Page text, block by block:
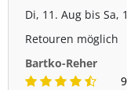
Di, 11. Aug bis Sa,
Retouren möglich
Bartko-Reher